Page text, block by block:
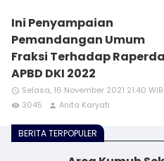
Ini Penyampaian
Pemandangan Umum
Fraksi Terhadap Raperda
APBD DKI 2022
access_time Selasa, 16 November 2021 21:40 WIB
remove_red_eye 3045 person Anita Karyati
BERITA TERPOPULER